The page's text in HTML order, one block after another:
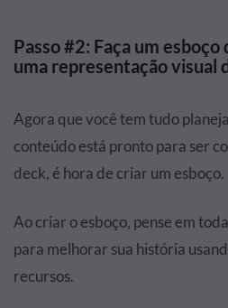
Passo #2: Faça um
uma representação visual
Agora que você tem tudo
conteúdo está pronto para ser
deck, é hora de criar um esboço.
Ao criar o esboço, pense em
para melhorar sua história
recursos.